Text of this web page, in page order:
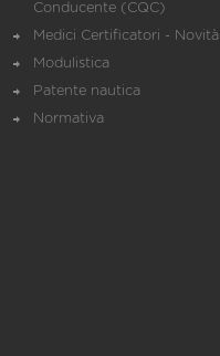
Conducente (CQC)
Medici Certificatori - Novità
Modulistica
Patente nautica
Normativa